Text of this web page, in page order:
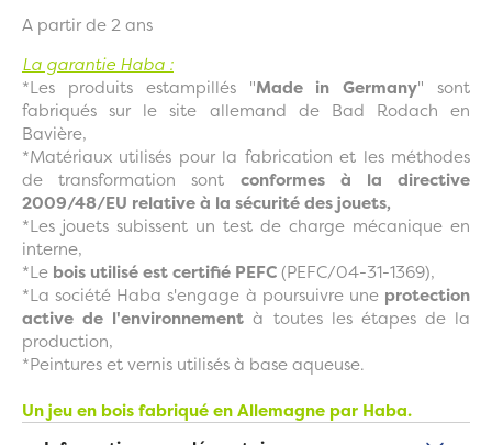
A partir de 2 ans
La garantie Haba :
*Les produits estampillés "Made in Germany" sont
fabriqués sur le site allemand de Bad Rodach en
Bavière,
*Matériaux utilisés pour la fabrication et les méthodes
de transformation sont conformes à la directive
2009/48/EU relative à la sécurité des jouets,
*Les jouets subissent un test de charge mécanique en
interne,
*Le bois utilisé est certifié PEFC(PEFC/04-31-1369),
*La société Haba s'engage à poursuivre une protection
active de l'environnement à toutes les étapes de la
production,
*Peintures et vernis utilisés à base aqueuse.
Un jeu en bois fabriqué en Allemagne par Haba.